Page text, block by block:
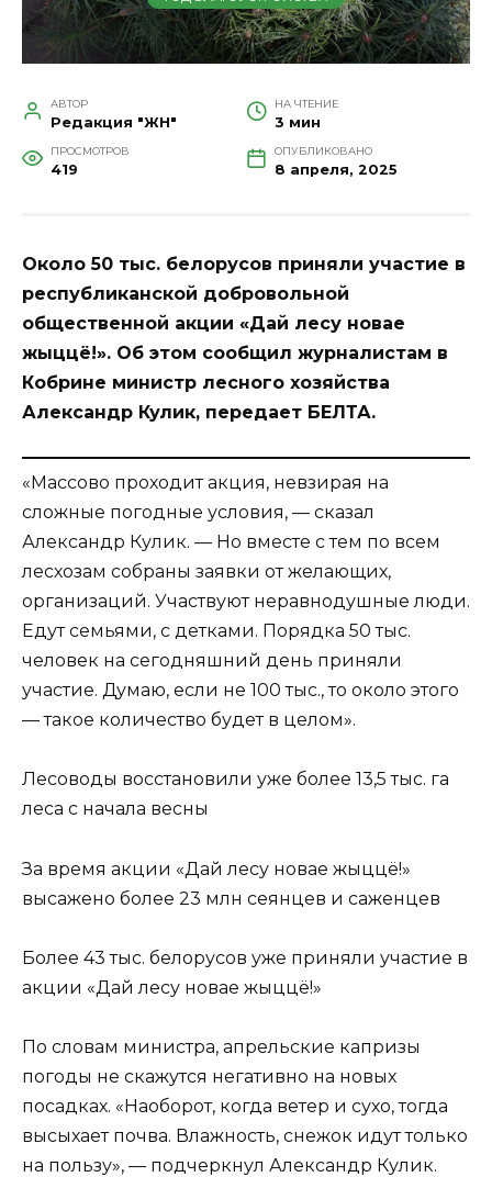
АВТОР
Редакция "ЖН"
НА ЧТЕНИЕ
3 мин
ПРОСМОТРОВ
419
ОПУБЛИКОВАНО
8 апреля, 2025
Около 50 тыс. белорусов приняли участие в
республиканской добровольной
общественной акции «Дай лесу новае
жыццё!». Об этом сообщил журналистам в
Кобрине министр лесного хозяйства
Александр Кулик, передает БЕЛТА.
«Массово проходит акция, невзирая на
сложные погодные условия, — сказал
Александр Кулик. — Но вместе с тем по всем
лесхозам собраны заявки от желающих,
организаций. Участвуют неравнодушные люди.
Едут семьями, с детками. Порядка 50 тыс.
человек на сегодняшний день приняли
участие. Думаю, если не 100 тыс., то около этого
— такое количество будет в целом».
Лесоводы восстановили уже более 13,5 тыс. га
леса с начала весны
За время акции «Дай лесу новае жыццё!»
высажено более 23 млн сеянцев и саженцев
Более 43 тыс. белорусов уже приняли участие в
акции «Дай лесу новае жыццё!»
По словам министра, апрельские капризы
погоды не скажутся негативно на новых
посадках. «Наоборот, когда ветер и сухо, тогда
высыхает почва. Влажность, снежок идут только
на пользу», — подчеркнул Александр Кулик.